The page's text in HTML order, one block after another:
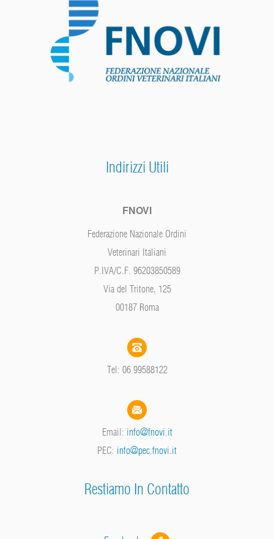
Indirizzi Utili
FNOVI
Federazione Nazionale Ordini
Veterinari Italiani
P.IVA/C.F. 96203850589
Via del Tritone, 125
00187 Roma
Tel: 06 99588122
Email: info@fnovi.it
PEC: info@pec.fnovi.it
Restiamo In Contatto